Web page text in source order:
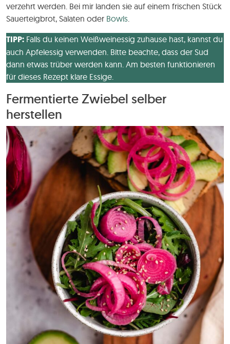
verzehrt werden. Bei mir landen sie auf einem frischen Stück
Sauerteigbrot, Salaten oder Bowls
TIPP: Falls du keinen Weißweinessig zuhause hast, kannst du
auch Apfelessig verwenden. Bitte beachte, dass der Sud
dann etwas trüber werden kann. Am besten funktionieren
für dieses Rezept klare Essige.
Fermentierte Zwiebel selber
herstellen